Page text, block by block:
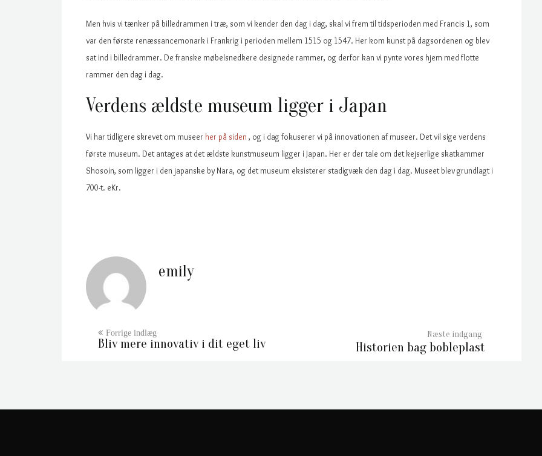
Men hvis vi tænker på billedrammen i træ, som vi kender den dag i dag, skal vi frem til tidsperioden med Francis 1, som
var den første renæssancemonark i Frankrig i perioden mellem 1515 og 1547. Her kom kunst på dagsordenen og blev
sat ind i billedrammer. De franske møbelsnedkere designede rammer, og derfor kan vi pynte vores hjem med flotte
rammer den dag i dag.
Verdens ældste museum ligger i Japan
Vi har tidligere skrevet om museer her på siden , og i dag fokuserer vi på innovationen af museer. Det vil sige verdens
første museum. Det antages at det ældste kunstmuseum ligger i Japan. Her er der tale om det kejserlige skatkammer
Shosoin, som ligger i den japanske by Nara, og det museum eksisterer stadigvæk den dag i dag. Museet blev grundlagt i
700-t. eKr.
emily
Bliv mere innovativ i dit eget liv Historien bag bobleplast